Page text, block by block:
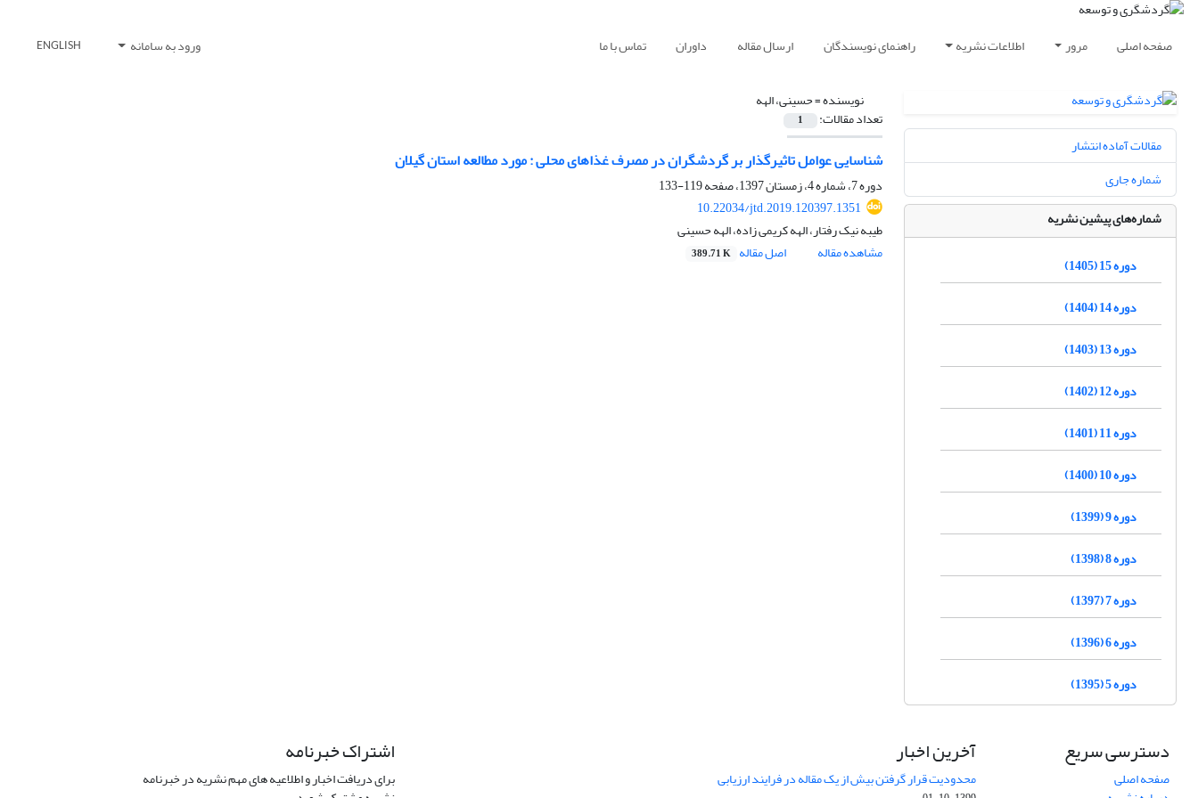
صفحه اصلی مرور اطلاعات نشریه راهنمای نویسندگان ارسال مقاله داوران تماس با ما ورود به سامانه ENGLISH
نویسنده =حسینی، الهه
تعداد مقالات: 1
شناسایی عوامل تاثیرگذار بر گردشگران در مصرف غذاهای محلی : مورد مطالعه استان گیلان
دوره 7، شماره 4، زمستان 1397، صفحه
119-133
10.22034/jtd.2019.120397.1351
طیبه نیک رفتار، الهه کریمی زاده، الهه حسینی
مشاهده مقاله
اصل مقاله 389.71 K
مقالات آماده انتشار
شماره جاری
شماره‌های پیشین نشریه
دوره 15 (1405)
دوره 14 (1404)
دوره 13 (1403)
دوره 12 (1402)
دوره 11 (1401)
دوره 10 (1400)
دوره 9 (1399)
دوره 8 (1398)
دوره 7 (1397)
دوره 6 (1396)
دوره 5 (1395)
دسترسی سریع
صفحه اصلی
آخرین اخبار
محدودیت قرار گرفتن بیش از یک مقاله در فرایند ارزیابی
اشتراک خبرنامه
برای دریافت اخبار و اطلاعیه های مهم نشریه در خبرنامه